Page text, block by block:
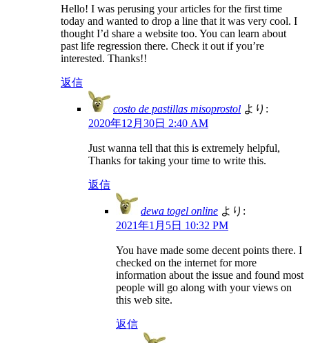
Hello! I was perusing your articles for the first time
today and wanted to drop a line that it was very cool. I
thought I’d share a website too. You can learn about
past life regression there. Check it out if you’re
interested. Thanks!!
返信
costo de pastillas misoprostol より:
2020年12月30日 2:40 AM
Just wanna tell that this is extremely helpful,
Thanks for taking your time to write this.
返信
dewa togel online より:
2021年1月5日 10:32 PM
You have made some decent points there. I
checked on the internet for more
information about the issue and found most
people will go along with your views on
this web site.
返信